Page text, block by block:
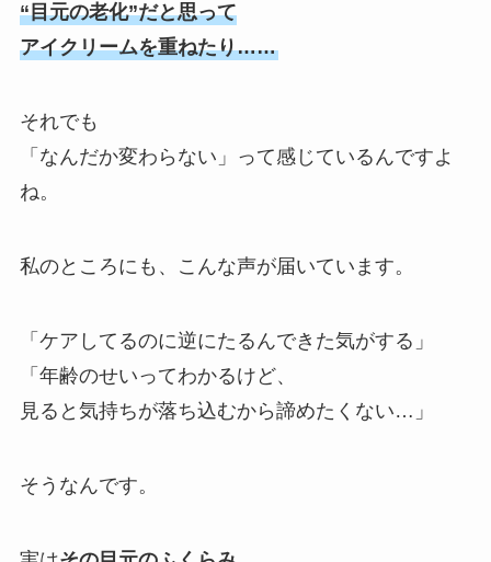
“目元の老化”だと思って
アイクリームを重ねたり……
それでも
「なんだか変わらない」って感じているんですよ
ね。
私のところにも、こんな声が届いています。
「ケアしてるのに逆にたるんできた気がする」
「年齢のせいってわかるけど、
見ると気持ちが落ち込むから諦めたくない…」
そうなんです。